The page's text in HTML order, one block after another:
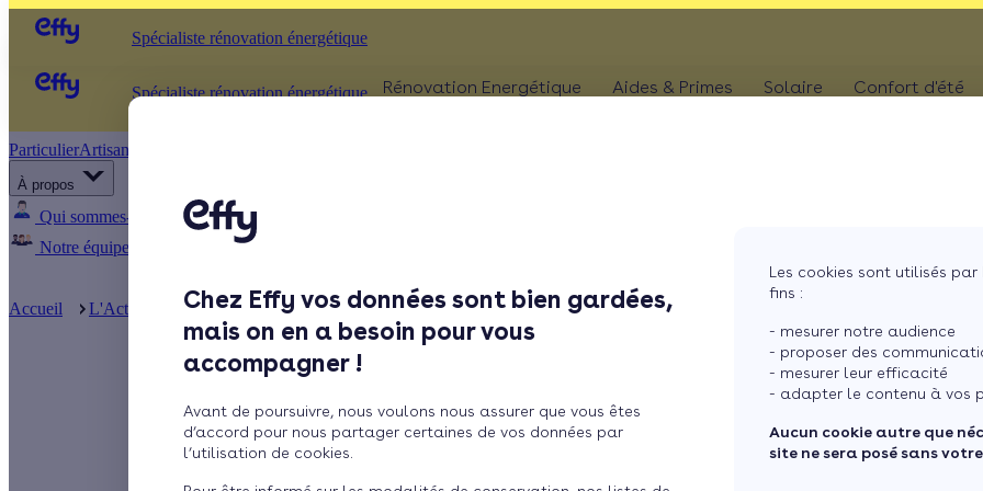
Chez Effy vos données sont bien gardées,
mais on en a besoin pour vous
accompagner !
Avant de poursuivre, nous voulons nous assurer que vous êtes
d’accord pour nous partager certaines de vos données par
l’utilisation de cookies.
Les cookies sont utilisés
fins :
- mesurer notre audience
- proposer des
- mesurer leur efficacité
- adapter le contenu à vos
Aucun cookie autre que
site ne sera posé sans
ParticulierArtisan / installateur
À propos
Qui sommes-nous ? Pourquoi Effy ?
Notre équipe
Rejoignez-nous
Spécialiste rénovation énergétique Rénovation Energétique
Sols
Chaudière
Dépannage chauffage
Aides & Primes
Aides chauffe-eau
thermodynamique
Solaire
Batterie panneaux
Confort d'été
Pergola
Store
Spécialiste rénovation énergétique
Accueil L'Actualité d'Effy Chauffage au bois et au fioul : quels tarifs ...
Chauffage au bois et au fioul : quels
chauffer cet hiver ?